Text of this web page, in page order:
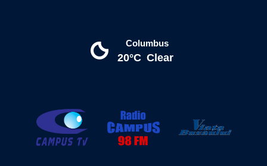
Columbus
20°C Clear